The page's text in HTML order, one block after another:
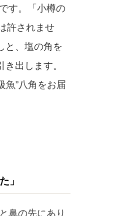
す。「小樽の
許されませ
と、塩の角を
出します。
魚”八角をお届
」
鼻の先にあり